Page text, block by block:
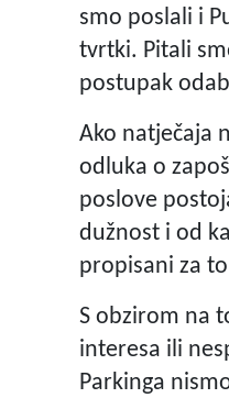
smo poslali i
tvrtki. Pitali
postupak
Ako natječaja
odluka o
poslove
dužnost i od
propisani za
S obzirom na
interesa ili
Parkinga